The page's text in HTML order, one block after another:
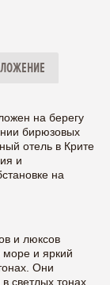
на берегу
бирюзовых
отель в Крите
и
на
и люксов
море и яркий
Они
светлых тонах